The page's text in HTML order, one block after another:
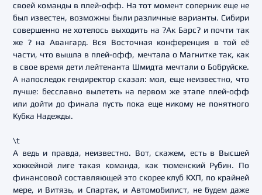
своей команды в плей-офф. На тот момент соперник еще не
был известен, возможны были различные варианты. Сибири
совершенно не хотелось выходить на ?Ак Барс? и почти так
же ? на Авангард. Вся Восточная конференция в той её
части, что вышла в плей-офф, мечтала о Магнитке так, как
в свое время дети лейтенанта Шмидта мечтали о Бобруйске.
А напоследок гендиректор сказал: мол, еще неизвестно, что
лучше: бесславно вылететь на первом же этапе плей-офф
или дойти до финала пусть пока еще никому не понятного
Кубка Надежды.
\t
А ведь и правда, неизвестно. Вот, скажем, есть в Высшей
хоккейной лиге такая команда, как тюменский Рубин. По
финансовой составляющей это скорее клуб КХЛ, по крайней
мере, и Витязь, и Спартак, и Автомобилист, не будем даже